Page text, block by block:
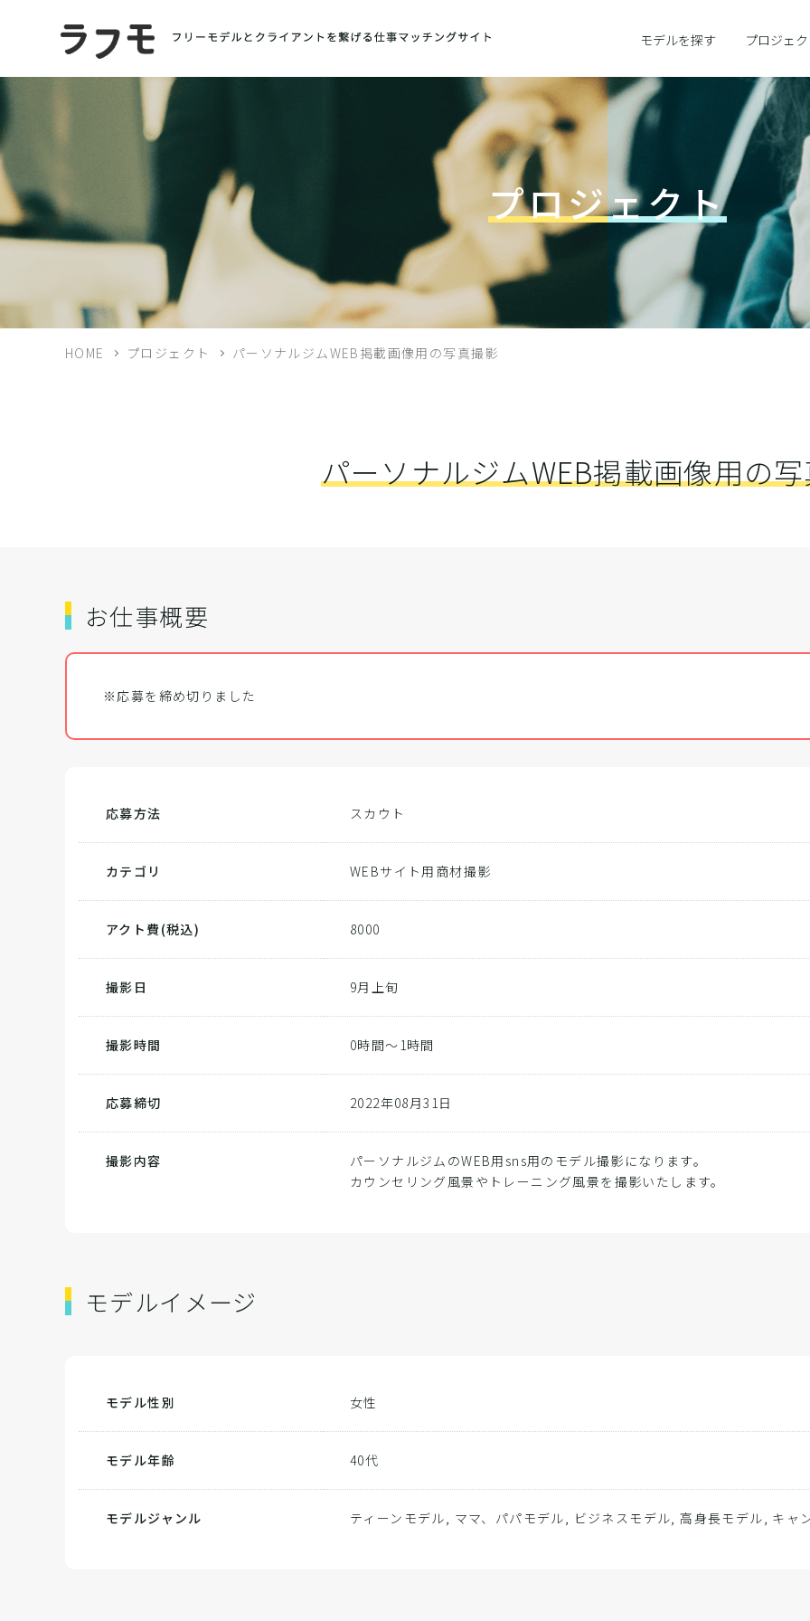
モデルを探す プロジェ
プロジェクト
HOME プロジェクト パーソナルジムWEB掲載画像用の写真撮影
パーソナルジムWEB掲載画像用の
お仕事概要
※応募を締め切りました
応募方法 スカウト
カテゴリ WEBサイト用商材撮影
アクト費(税込) 8000
撮影日 9月上旬
撮影時間 0時間～1時間
応募締切 2022年08月31日
撮影内容
パーソナルジムのWEB用sns用のモデル撮影になります。
カウンセリング風景やトレーニング風景を撮影いたします。
モデルイメージ
モデル性別 女性
モデル年齢 40代
モデルジャンル ティーンモデル, ママ、パパモデル, ビジネスモデル, 高身長モデル, キ